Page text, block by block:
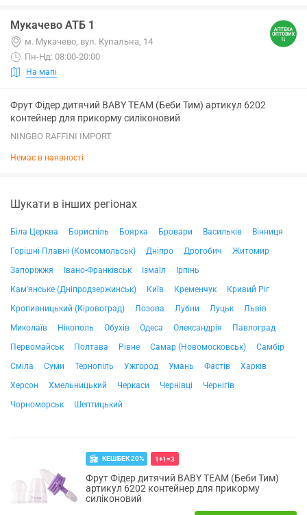
Мукачево АТБ 1
м. Мукачево, вул. Купальна, 14
Пн-Нд: 08:00-20:00
На мапі
Фрут Фідер дитячий BABY TEAM (Беби Тим) артикул 6202
контейнер для прикорму силіконовий
NINGBO RAFFINI IMPORT
Немає в наявності
Шукати в інших регіонах
Біла Церква Бориспіль Боярка Бровари Васильків
Вінниця
Горішні Плавні (Комсомольськ)
Дніпро Дрогобич
Житомир
Запоріжжя
Івано-Франківськ Ізмаїл
Ірпінь
Кам'янське (Дніпродзержинськ)
Київ Кременчук
Кривий Ріг
Кропивницький (Кіровоград)
Лозова Лубни Луцьк
Львів
Миколаїв
Нікополь Обухів Одеса Олександрія
Павлоград
Первомайськ
Полтава Рівне Самар (Новомосковськ)
Самбір
Сміла
Суми Тернопіль Ужгород Умань Фастів
Харків
Херсон
Хмельницький Черкаси Чернівці
Чернігів
Чорноморськ
Шептицький
КЕШБЕК 20% 1+1=3
Фрут Фідер дитячий BABY TEAM (Беби Тим)
артикул 6202 контейнер для прикорму
силіконовий